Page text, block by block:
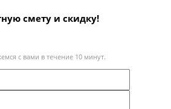
смету и скидку!
с вами в течение 10 минут.